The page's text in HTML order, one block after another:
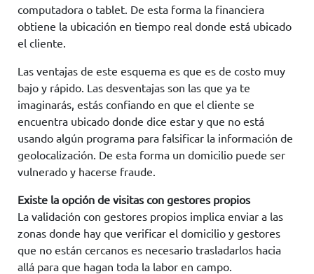
computadora o tablet. De esta forma la financiera
obtiene la ubicación en tiempo real donde está ubicado
el cliente.
Las ventajas de este esquema es que es de costo muy
bajo y rápido. Las desventajas son las que ya te
imaginarás, estás confiando en que el cliente se
encuentra ubicado donde dice estar y que no está
usando algún programa para falsificar la información de
geolocalización. De esta forma un domicilio puede ser
vulnerado y hacerse fraude.
Existe la opción de visitas con gestores propios
La validación con gestores propios implica enviar a las
zonas donde hay que verificar el domicilio y gestores
que no están cercanos es necesario trasladarlos hacia
allá para que hagan toda la labor en campo.